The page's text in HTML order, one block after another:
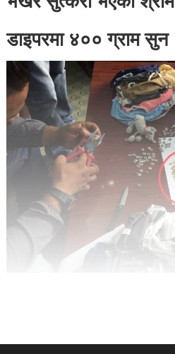
डाइपरमा ४०० ग्राम सुन